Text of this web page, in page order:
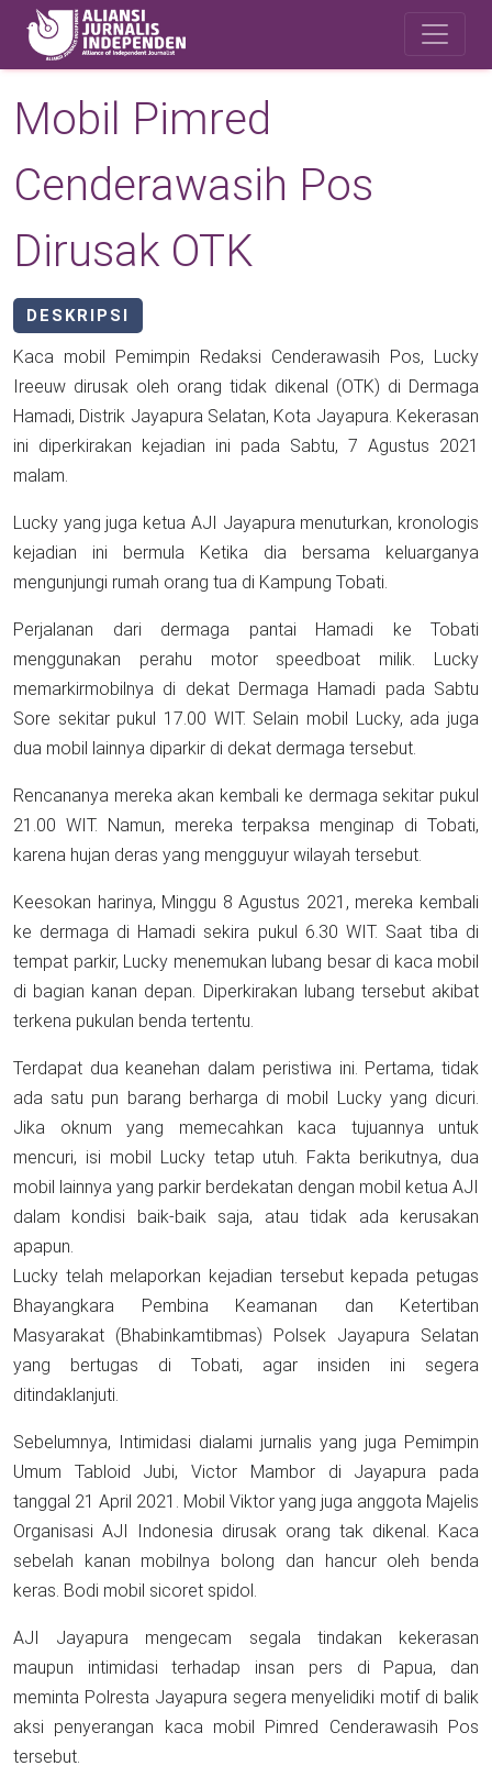
Skip to main content
Mobil Pimred
Cenderawasih Pos
Dirusak OTK
DESKRIPSI
Kaca mobil Pemimpin Redaksi Cenderawasih Pos, Lucky
Ireeuw dirusak oleh orang tidak dikenal (OTK) di Dermaga
Hamadi, Distrik Jayapura Selatan, Kota Jayapura. Kekerasan
ini diperkirakan kejadian ini pada Sabtu, 7 Agustus 2021
malam.
Lucky yang juga ketua AJI Jayapura menuturkan, kronologis
kejadian ini bermula Ketika dia bersama keluarganya
mengunjungi rumah orang tua di Kampung Tobati.
Perjalanan dari dermaga pantai Hamadi ke Tobati
menggunakan perahu motor speedboat milik. Lucky
memarkirmobilnya di dekat Dermaga Hamadi pada Sabtu
Sore sekitar pukul 17.00 WIT. Selain mobil Lucky, ada juga
dua mobil lainnya diparkir di dekat dermaga tersebut.
Rencananya mereka akan kembali ke dermaga sekitar pukul
21.00 WIT. Namun, mereka terpaksa menginap di Tobati,
karena hujan deras yang mengguyur wilayah tersebut.
Keesokan harinya, Minggu 8 Agustus 2021, mereka kembali
ke dermaga di Hamadi sekira pukul 6.30 WIT. Saat tiba di
tempat parkir, Lucky menemukan lubang besar di kaca mobil
di bagian kanan depan. Diperkirakan lubang tersebut akibat
terkena pukulan benda tertentu.
Terdapat dua keanehan dalam peristiwa ini. Pertama, tidak
ada satu pun barang berharga di mobil Lucky yang dicuri.
Jika oknum yang memecahkan kaca tujuannya untuk
mencuri, isi mobil Lucky tetap utuh. Fakta berikutnya, dua
mobil lainnya yang parkir berdekatan dengan mobil ketua AJI
dalam kondisi baik-baik saja, atau tidak ada kerusakan
apapun.
Lucky telah melaporkan kejadian tersebut kepada petugas
Bhayangkara Pembina Keamanan dan Ketertiban
Masyarakat (Bhabinkamtibmas) Polsek Jayapura Selatan
yang bertugas di Tobati, agar insiden ini segera
ditindaklanjuti.
Sebelumnya, Intimidasi dialami jurnalis yang juga Pemimpin
Umum Tabloid Jubi, Victor Mambor di Jayapura pada
tanggal 21 April 2021. Mobil Viktor yang juga anggota Majelis
Organisasi AJI Indonesia dirusak orang tak dikenal. Kaca
sebelah kanan mobilnya bolong dan hancur oleh benda
keras. Bodi mobil sicoret spidol.
AJI Jayapura mengecam segala tindakan kekerasan
maupun intimidasi terhadap insan pers di Papua, dan
meminta Polresta Jayapura segera menyelidiki motif di balik
aksi penyerangan kaca mobil Pimred Cenderawasih Pos
tersebut.